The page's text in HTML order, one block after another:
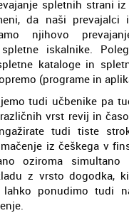
spletnih strani
da naši prevajalci
njihovo
iskalnike.
kataloge in
(programe in
tudi učbenike pa
vrst revij in
tudi tiste
iz češkega v
oziroma simultano
z vrsto dogodka,
ponudimo tudi